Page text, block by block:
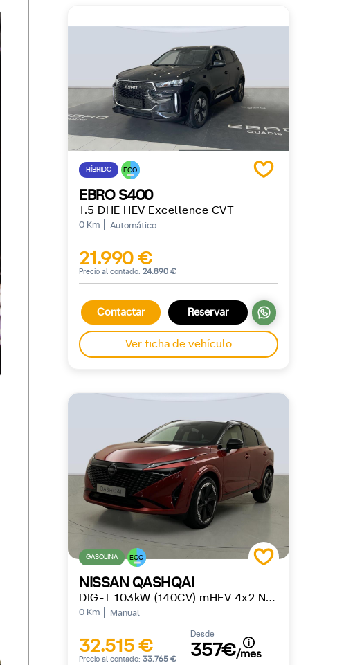
HÍBRIDO ECO
EBRO S400
1.5 DHE HEV Excellence CVT
0 Km Automático
21.990 €
Precio al contado:24.890 €
Contactar Reservar
Ver ficha de vehículo
GASOLINA ECO
NISSAN QASHQAI
DIG-T 103kW (140CV) mHEV 4x2 N-Design
0 Km Manual
32.515 €
Precio al contado:33.765 €
Desde
357€/mes